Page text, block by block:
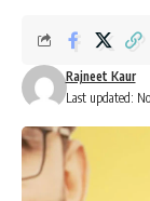
Last updated:
Rajneet Kaur